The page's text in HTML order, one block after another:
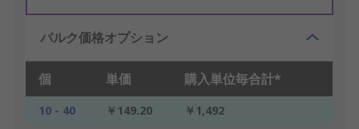
バルク価格オプション
個 単価 購入単位毎合計*
10 - 40 ￥149.20
￥1,492